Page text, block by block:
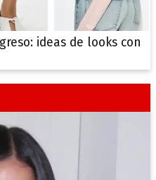
ideas de looks con